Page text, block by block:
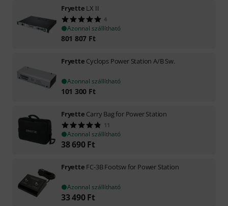
Fryette LX II
4
Azonnal szállítható
801 807 Ft
Fryette Cyclops Power Station A/B Sw.
Azonnal szállítható
101 300 Ft
Fryette Carry Bag for Power Station
11
Azonnal szállítható
38 690 Ft
Fryette FC-3B Footsw for Power Station
Azonnal szállítható
33 490 Ft